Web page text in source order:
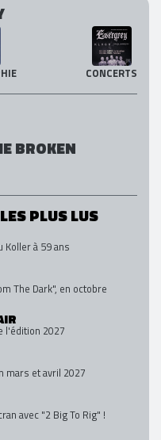
CONCERTS
BROKEN
PLUS LUS
Koller à 59 ans
The Dark", en octobre
l'édition 2027
mars et avril 2027
avec "2 Big To Rig" !